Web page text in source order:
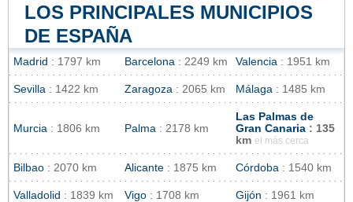
LOS PRINCIPALES MUNICIPIOS
DE ESPAÑA
Madrid : 1797 km Barcelona : 2249 km Valencia : 1951 km
Sevilla : 1422 km Zaragoza : 2065 km Málaga : 1485 km
Murcia : 1806 km Palma : 2178 km
Las Palmas de
Gran Canaria : 135
km el más cerca
Bilbao : 2070 km Alicante : 1875 km Córdoba : 1540 km
Valladolid : 1839 km Vigo : 1708 km Gijón : 1961 km